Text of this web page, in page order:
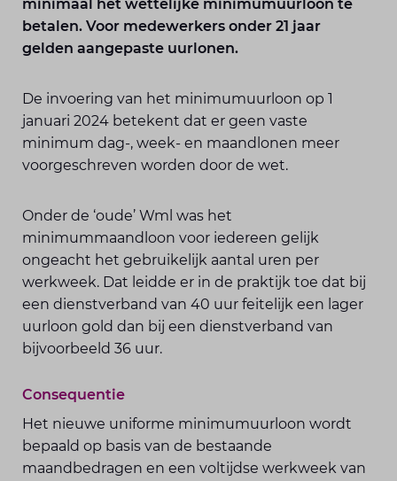
minimaal het wettelijke minimumuurloon te
betalen. Voor medewerkers onder 21 jaar
gelden aangepaste uurlonen.
De invoering van het minimumuurloon op 1
januari 2024 betekent dat er geen vaste
minimum dag-, week- en maandlonen meer
voorgeschreven worden door de wet.
Onder de ‘oude’ Wml was het
minimummaandloon voor iedereen gelijk
ongeacht het gebruikelijk aantal uren per
werkweek. Dat leidde er in de praktijk toe dat bij
een dienstverband van 40 uur feitelijk een lager
uurloon gold dan bij een dienstverband van
bijvoorbeeld 36 uur.
Consequentie
Het nieuwe uniforme minimumuurloon wordt
bepaald op basis van de bestaande
maandbedragen en een voltijdse werkweek van